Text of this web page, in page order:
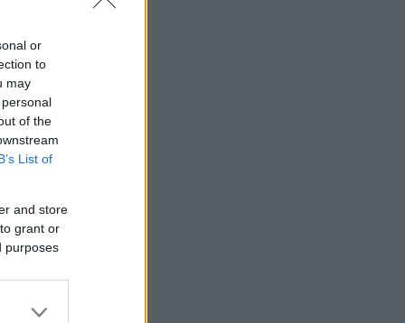
or
to
may
of the
List of
and store
grant or
purposes